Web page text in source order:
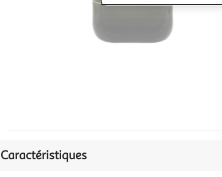
Caractéristiques